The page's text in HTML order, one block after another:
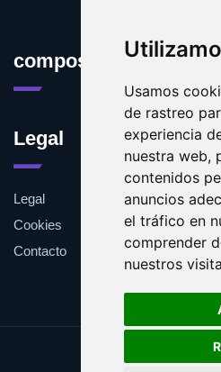
Usamos
de rastreo
experiencia
nuestra web,
contenidos
anuncios
el tráfico en
comprender
nuestros
compostaje.es
Legal
Legal
Cookies
Contacto
Update cookies